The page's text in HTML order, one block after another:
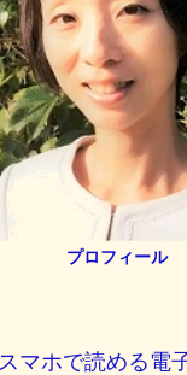
プロフィール
スマホで読める電